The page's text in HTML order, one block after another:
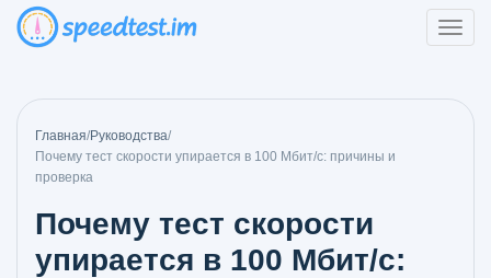
Главная/Руководства/
Почему тест скорости упирается в 100 Мбит/с: причины и
проверка
Почему тест скорости
упирается в 100 Мбит/с: